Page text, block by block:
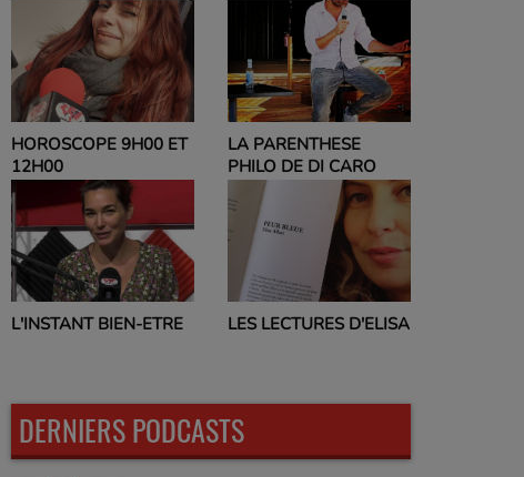
LA PARENTHESE
PHILO DE DI CARO
LES LECTURES D'ELISA
EVELYNE ADAM
PARLEZ-MOI DE VOUS
ET NO POLITIC
PROGRAMMES TV
DERNIERS PODCASTS